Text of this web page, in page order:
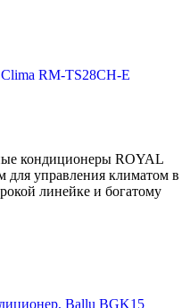
RM-TS28CH-E
кондиционеры ROYAL
для управления климатом в
линейке и богатому
Ballu BGK15